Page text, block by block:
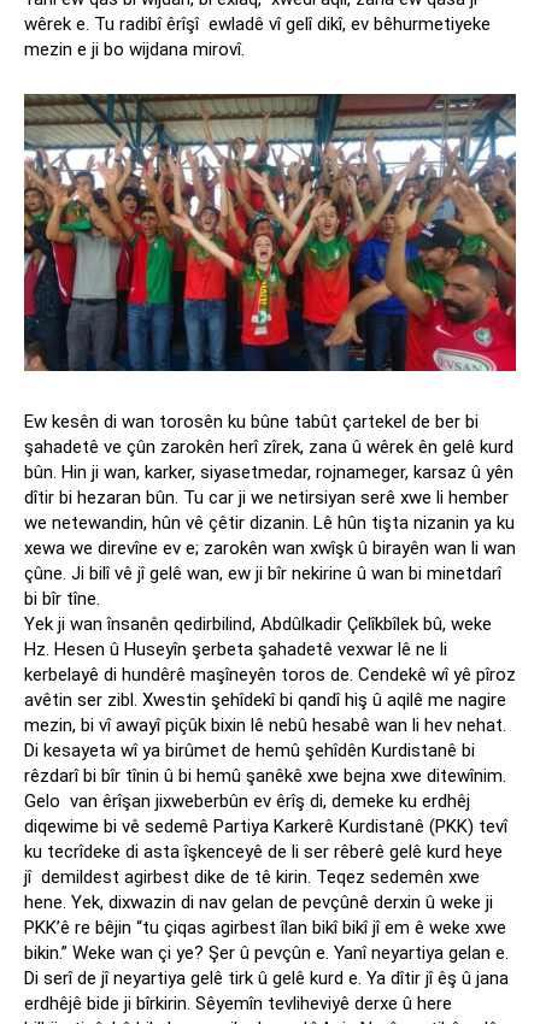
wêrek e. Tu radibî êrîşî ewladê vî gelî dikî, ev bêhurmetiyeke
mezin e ji bo wijdana mirovî.
Ew kesên di wan torosên ku bûne tabût çartekel de ber bi
şahadetê ve çûn zarokên herî zîrek, zana û wêrek ên gelê kurd
bûn. Hin ji wan, karker, siyasetmedar, rojnameger, karsaz û yên
dîtir bi hezaran bûn. Tu car ji we netirsiyan serê xwe li hember
we netewandin, hûn vê çêtir dizanin. Lê hûn tişta nizanin ya ku
xewa we direvîne ev e; zarokên wan xwîşk û birayên wan li wan
çûne. Ji bilî vê jî gelê wan, ew ji bîr nekirine û wan bi minetdarî
bi bîr tîne.
Yek ji wan însanên qedirbilind, Abdûlkadir Çelîkbîlek bû, weke
Hz. Hesen û Huseyîn şerbeta şahadetê vexwar lê ne li
kerbelayê di hundêrê maşîneyên toros de. Cendekê wî yê pîroz
avêtin ser zibl. Xwestin şehîdekî bi qandî hiş û aqilê me nagire
mezin, bi vî awayî piçûk bixin lê nebû hesabê wan li hev nehat.
Di kesayeta wî ya birûmet de hemû şehîdên Kurdistanê bi
rêzdarî bi bîr tînin û bi hemû şanêkê xwe bejna xwe ditewînim.
Gelo van êrîşan jixweberbûn ev êrîş di, demeke ku erdhêj
diqewime bi vê sedemê Partiya Karkerê Kurdistanê (PKK) tevî
ku tecrîdeke di asta îşkenceyê de li ser rêberê gelê kurd heye
jî demildest agirbest dike de tê kirin. Teqez sedemên xwe
hene. Yek, dixwazin di nav gelan de pevçûnê derxin û weke ji
PKK’ê re bêjin “tu çiqas agirbest îlan bikî bikî jî em ê weke xwe
bikin.” Weke wan çi ye? Şer û pevçûn e. Yanî neyartiya gelan e.
Di serî de jî neyartiya gelê tirk û gelê kurd e. Ya dîtir jî êş û jana
erdhêjê bide ji bîrkirin. Sêyemîn tevliheviyê derxe û here